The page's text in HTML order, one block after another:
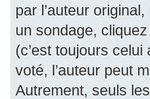
par l’auteur
un sondage,
(c’est toujours
voté, l’auteur peut
Autrement, seuls